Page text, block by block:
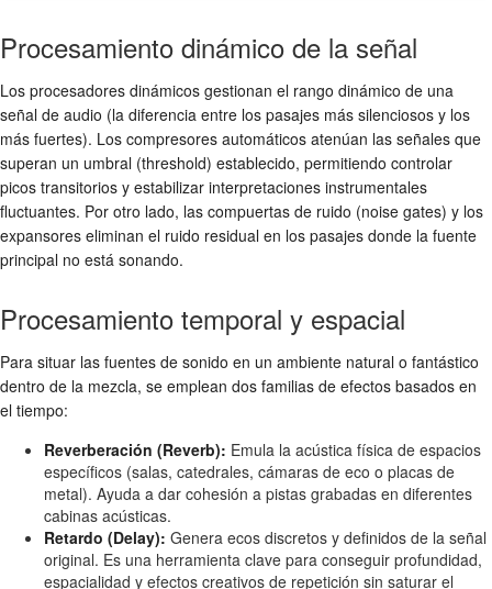
Procesamiento dinámico de la señal
Los procesadores dinámicos gestionan el rango dinámico de una
señal de audio (la diferencia entre los pasajes más silenciosos y los
más fuertes). Los compresores automáticos atenúan las señales que
superan un umbral (threshold) establecido, permitiendo controlar
picos transitorios y estabilizar interpretaciones instrumentales
fluctuantes. Por otro lado, las compuertas de ruido (noise gates) y los
expansores eliminan el ruido residual en los pasajes donde la fuente
principal no está sonando.
Procesamiento temporal y espacial
Para situar las fuentes de sonido en un ambiente natural o fantástico
dentro de la mezcla, se emplean dos familias de efectos basados en
el tiempo:
Reverberación (Reverb): Emula la acústica física de espacios
específicos (salas, catedrales, cámaras de eco o placas de
metal). Ayuda a dar cohesión a pistas grabadas en diferentes
cabinas acústicas.
Retardo (Delay): Genera ecos discretos y definidos de la señal
original. Es una herramienta clave para conseguir profundidad,
espacialidad y efectos creativos de repetición sin saturar el